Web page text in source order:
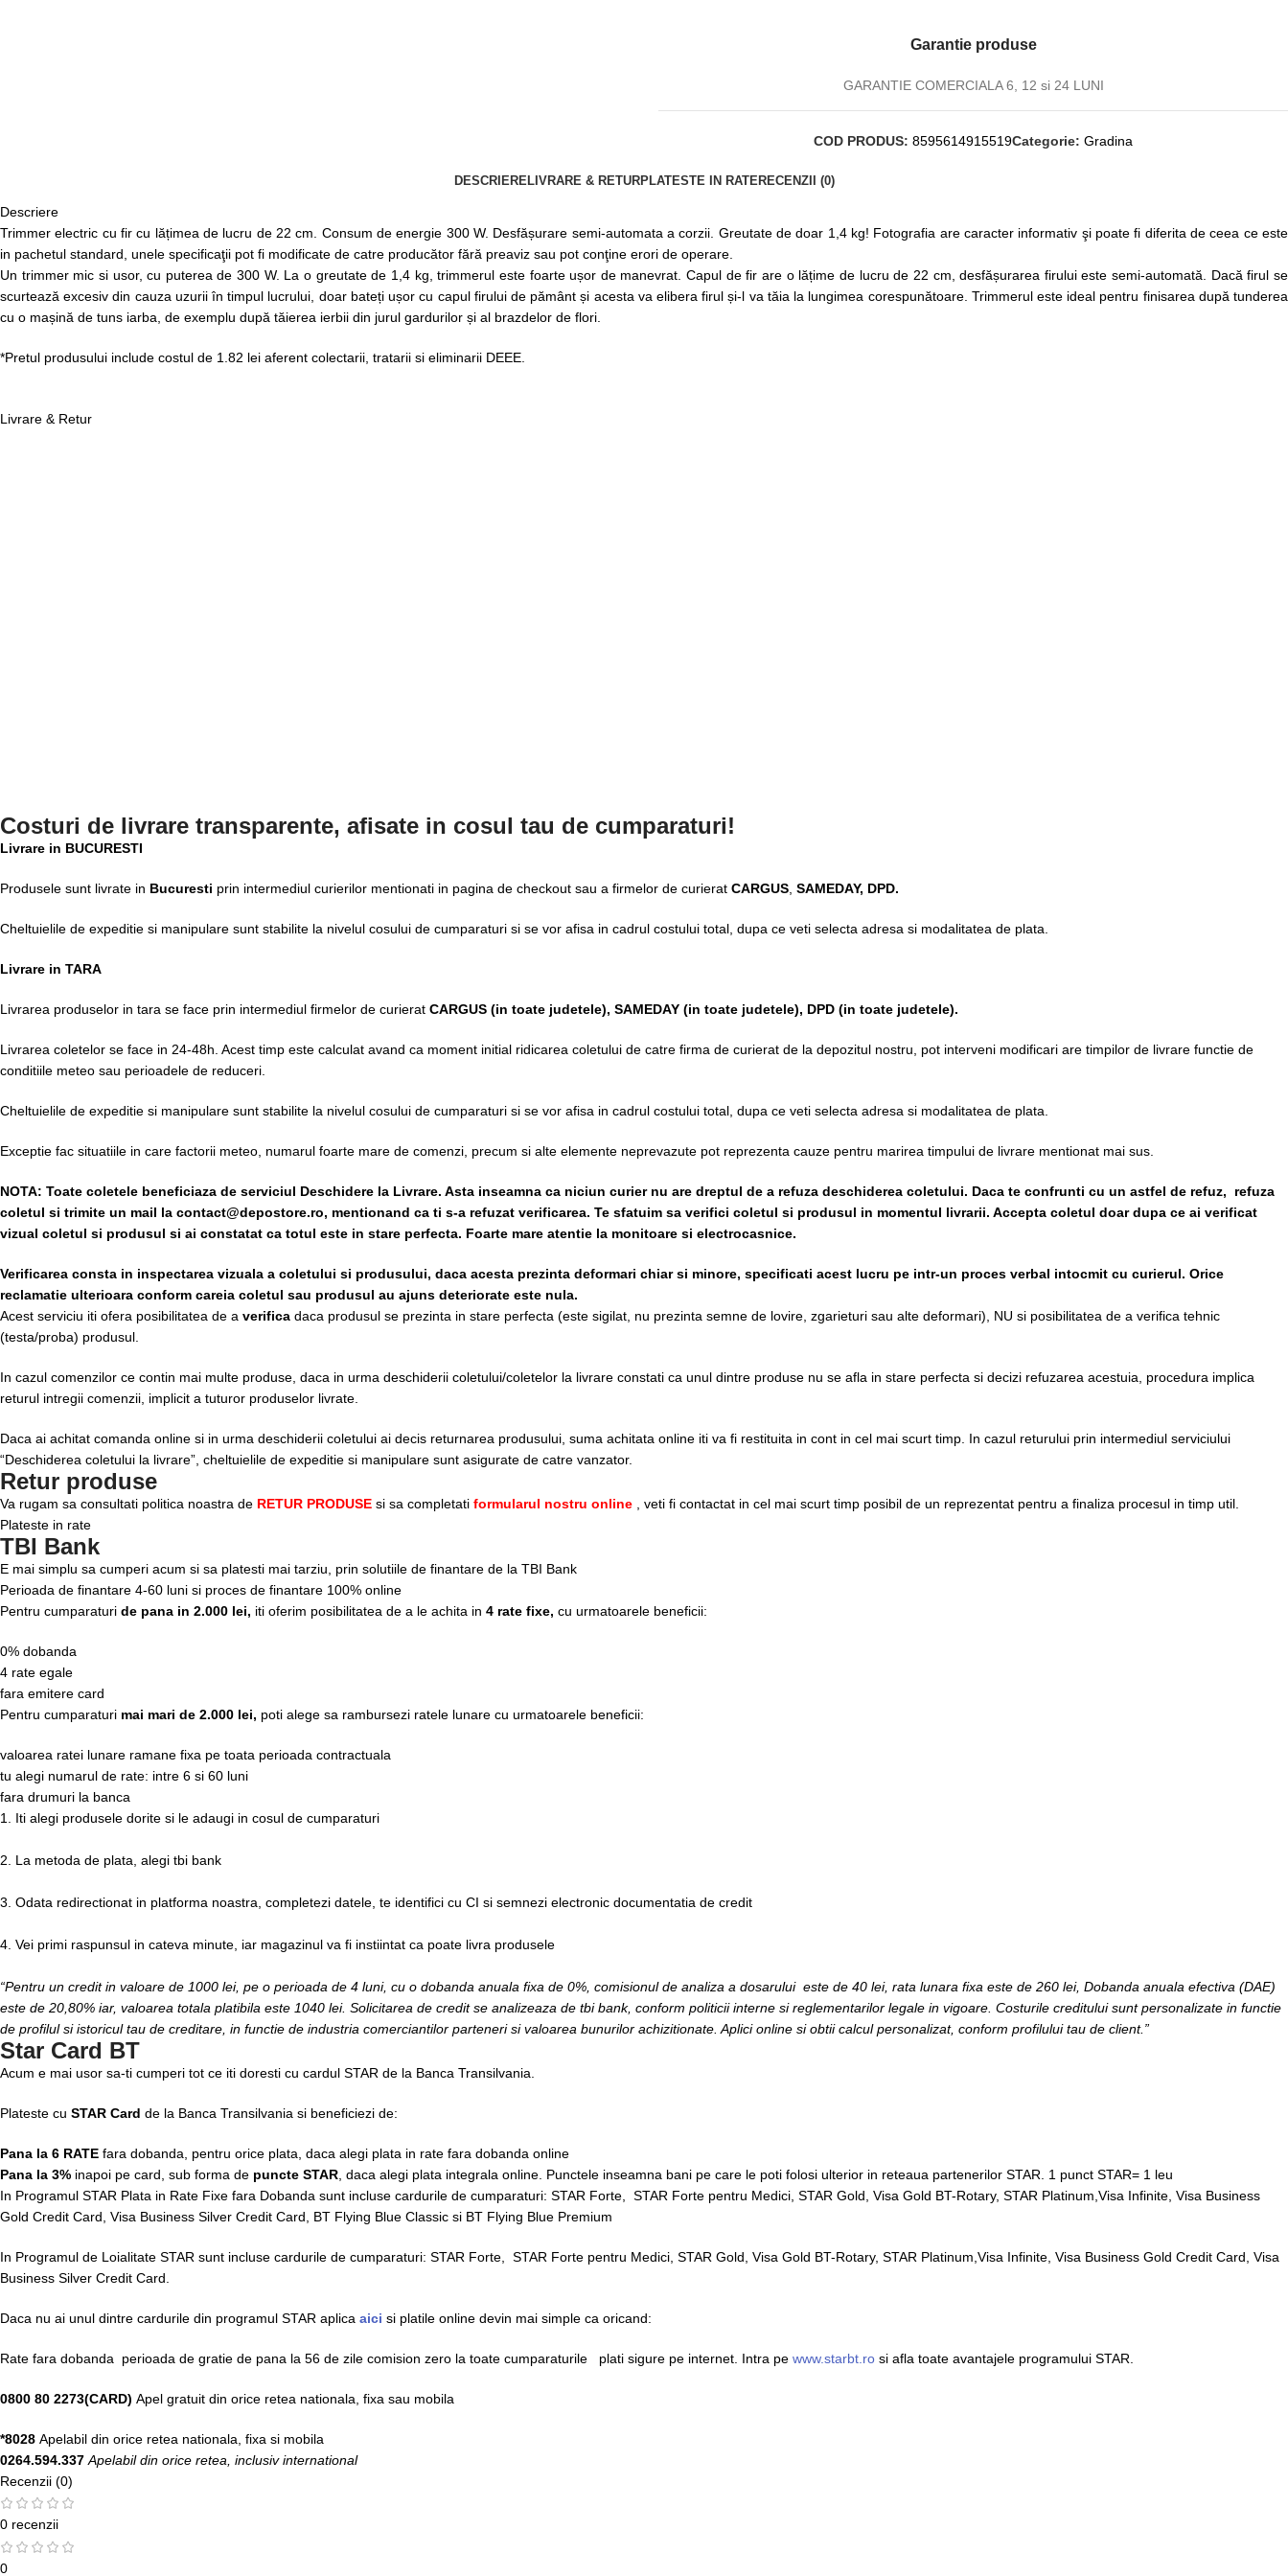
Garantie produse
GARANTIE COMERCIALA 6, 12 si 24 LUNI
COD PRODUS: 8595614915519Categorie: Gradina
DESCRIERE LIVRARE & RETURPLATESTE IN RATE RECENZII (0)
Descriere
Trimmer electric cu fir cu lățimea de lucru de 22 cm. Consum de energie 300 W. Desfășurare semi-automata a corzii. Greutate de doar 1,4 kg! Fotografia are caracter informativ şi poate fi diferita de ceea ce este
in pachetul standard, unele specificaţii pot fi modificate de catre producător fără preaviz sau pot conţine erori de operare.
Un trimmer mic si usor, cu puterea de 300 W. La o greutate de 1,4 kg, trimmerul este foarte ușor de manevrat. Capul de fir are o lățime de lucru de 22 cm, desfășurarea firului este semi-automată. Dacă firul se
scurtează excesiv din cauza uzurii în timpul lucrului, doar bateți ușor cu capul firului de pământ și acesta va elibera firul și-l va tăia la lungimea corespunătoare. Trimmerul este ideal pentru finisarea după tunderea
cu o mașină de tuns iarba, de exemplu după tăierea ierbii din jurul gardurilor și al brazdelor de flori.
*Pretul produsului include costul de 1.82 lei aferent colectarii, tratarii si eliminarii DEEE.
Livrare & Retur
Costuri de livrare transparente, afisate in cosul tau de cumparaturi!
Livrare in BUCURESTI
Produsele sunt livrate in Bucuresti prin intermediul curierilor mentionati in pagina de checkout sau a firmelor de curierat CARGUS SAMEDAY, DPD.
Cheltuielile de expeditie si manipulare sunt stabilite la nivelul cosului de cumparaturi si se vor afisa in cadrul costului total, dupa ce veti selecta adresa si modalitatea de plata.
Livrare in TARA
Livrarea produselor in tara se face prin intermediul firmelor de curierat CARGUS (in toate judetele), SAMEDAY (in toate judetele), DPD (in toate judetele).
Livrarea coletelor se face in 24-48h. Acest timp este calculat avand ca moment initial ridicarea coletului de catre firma de curierat de la depozitul nostru, pot interveni modificari are timpilor de livrare functie de
conditiile meteo sau perioadele de reduceri.
Cheltuielile de expeditie si manipulare sunt stabilite la nivelul cosului de cumparaturi si se vor afisa in cadrul costului total, dupa ce veti selecta adresa si modalitatea de plata.
Exceptie fac situatiile in care factorii meteo, numarul foarte mare de comenzi, precum si alte elemente neprevazute pot reprezenta cauze pentru marirea timpului de livrare mentionat mai sus.
NOTA: Toate coletele beneficiaza de serviciul Deschidere la Livrare. Asta inseamna ca niciun curier nu are dreptul de a refuza deschiderea coletului. Daca te confrunti cu un astfel de refuz, refuza
coletul si trimite un mail la contact@depostore.ro, mentionand ca ti s-a refuzat verificarea. Te sfatuim sa verifici coletul si produsul in momentul livrarii. Accepta coletul doar dupa ce ai verificat
vizual coletul si produsul si ai constatat ca totul este in stare perfecta. Foarte mare atentie la monitoare si electrocasnice.
Verificarea consta in inspectarea vizuala a coletului si produsului, daca acesta prezinta deformari chiar si minore, specificati acest lucru pe intr-un proces verbal intocmit cu curierul. Orice
reclamatie ulterioara conform careia coletul sau produsul au ajuns deteriorate este nula.
Acest serviciu iti ofera posibilitatea de a verifica daca produsul se prezinta in stare perfecta (este sigilat, nu prezinta semne de lovire, zgarieturi sau alte deformari), NU si posibilitatea de a verifica tehnic
(testa/proba) produsul.
In cazul comenzilor ce contin mai multe produse, daca in urma deschiderii coletului/coletelor la livrare constati ca unul dintre produse nu se afla in stare perfecta si decizi refuzarea acestuia, procedura implica
returul intregii comenzii, implicit a tuturor produselor livrate.
Daca ai achitat comanda online si in urma deschiderii coletului ai decis returnarea produsului, suma achitata online iti va fi restituita in cont in cel mai scurt timp. In cazul returului prin intermediul serviciului
“Deschiderea coletului la livrare”, cheltuielile de expeditie si manipulare sunt asigurate de catre vanzator.
Retur produse
Va rugam sa consultati politica noastra de RETUR PRODUSE si sa completati formularul nostru online , veti fi contactat in cel mai scurt timp posibil de un reprezentat pentru a finaliza procesul in timp util.
Plateste in rate
TBI Bank
E mai simplu sa cumperi acum si sa platesti mai tarziu, prin solutiile de finantare de la TBI Bank
Perioada de finantare 4-60 luni si proces de finantare 100% online
Pentru cumparaturi de pana in 2.000 lei, iti oferim posibilitatea de a le achita in 4 rate fixe, cu urmatoarele beneficii:
0% dobanda
4 rate egale
fara emitere card
Pentru cumparaturi mai mari de 2.000 lei, poti alege sa rambursezi ratele lunare cu urmatoarele beneficii:
valoarea ratei lunare ramane fixa pe toata perioada contractuala
tu alegi numarul de rate: intre 6 si 60 luni
fara drumuri la banca
1. Iti alegi produsele dorite si le adaugi in cosul de cumparaturi
2. La metoda de plata, alegi tbi bank
3. Odata redirectionat in platforma noastra, completezi datele, te identifici cu CI si semnezi electronic documentatia de credit
4. Vei primi raspunsul in cateva minute, iar magazinul va fi instiintat ca poate livra produsele
“Pentru un credit in valoare de 1000 lei, pe o perioada de 4 luni, cu o dobanda anuala fixa de 0%, comisionul de analiza a dosarului este de 40 lei, rata lunara fixa este de 260 lei, Dobanda anuala efectiva (DAE)
este de 20,80% iar, valoarea totala platibila este 1040 lei. Solicitarea de credit se analizeaza de tbi bank, conform politicii interne si reglementarilor legale in vigoare. Costurile creditului sunt personalizate in functie
de profilul si istoricul tau de creditare, in functie de industria comerciantilor parteneri si valoarea bunurilor achizitionate. Aplici online si obtii calcul personalizat, conform profilului tau de client.”
Star Card BT
Acum e mai usor sa-ti cumperi tot ce iti doresti cu cardul STAR de la Banca Transilvania.
Plateste cu STAR Card de la Banca Transilvania si beneficiezi de:
Pana la 6 RATE fara dobanda, pentru orice plata, daca alegi plata in rate fara dobanda online
Pana la 3% inapoi pe card, sub forma de puncte STAR , daca alegi plata integrala online. Punctele inseamna bani pe care le poti folosi ulterior in reteaua partenerilor STAR. 1 punct STAR= 1 leu
In Programul STAR Plata in Rate Fixe fara Dobanda sunt incluse cardurile de cumparaturi: STAR Forte, STAR Forte pentru Medici, STAR Gold, Visa Gold BT-Rotary, STAR Platinum,Visa Infinite, Visa Business
Gold Credit Card, Visa Business Silver Credit Card, BT Flying Blue Classic si BT Flying Blue Premium
In Programul de Loialitate STAR sunt incluse cardurile de cumparaturi: STAR Forte, STAR Forte pentru Medici, STAR Gold, Visa Gold BT-Rotary, STAR Platinum,Visa Infinite, Visa Business Gold Credit Card, Visa
Business Silver Credit Card.
Daca nu ai unul dintre cardurile din programul STAR aplica aici si platile online devin mai simple ca oricand:
Rate fara dobanda perioada de gratie de pana la 56 de zile comision zero la toate cumparaturile plati sigure pe internet. Intra pe www.starbt.ro si afla toate avantajele programului STAR.
0800 80 2273(CARD) Apel gratuit din orice retea nationala, fixa sau mobila
*8028 Apelabil din orice retea nationala, fixa si mobila
0264.594.337 Apelabil din orice retea, inclusiv international
Recenzii (0)
0 recenzii
0